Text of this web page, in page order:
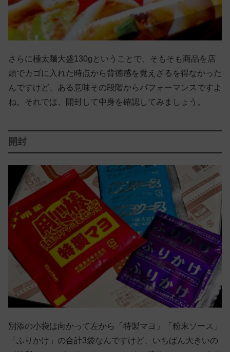
さらに極太麺大盛130gということで、そもそも商品を店
頭でカゴに入れた時点から背徳感を覚えざるを得なかった
んですけど、ある意味その段階からパフォーマンスですよ
ね。それでは、開封して中身を確認してみましょう。
開封
別添の小袋は向かって左から「特製マヨ」「粉末ソース」
「ふりかけ」の合計3袋なんですけど、いちばん大きいの